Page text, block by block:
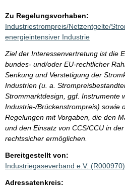
Zu Regelungsvorhaben:
Industriestrompreis/Netzentgelte/
energieintensiver Industrie
Ziel der Interessenvertretung ist die
bundes- und/oder EU-rechtlicher
Senkung und Verstetigung der
Industrien (u. a.
Strommarktdesign, ggf. Instrumente
Industrie-/Brückenstrompreis) sowie
Regelungen mit Vorgaben, die den
und den Einsatz von CCS/CCU in
rechtssicher ermöglichen.
Bereitgestellt von:
Industriegaseverband e.V. (R000970)
Adressatenkreis: